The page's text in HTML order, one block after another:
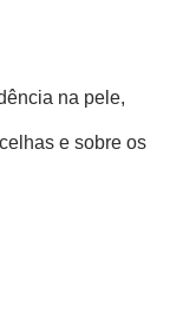
na pele,
e sobre os